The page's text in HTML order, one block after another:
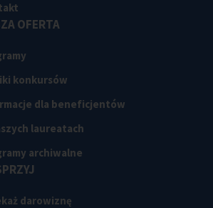
OFERTA
konkursów
dla beneficjentów
laureatach
archiwalne
darowiznę